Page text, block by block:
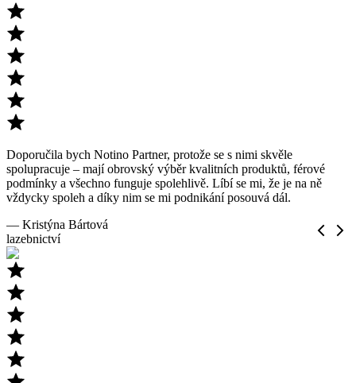
Doporučila bych Notino Partner, protože se s nimi skvěle
spolupracuje – mají obrovský výběr kvalitních produktů, férové
podmínky a všechno funguje spolehlivě. Líbí se mi, že je na ně
vždycky spoleh a díky nim se mi podnikání posouvá dál.
— Kristýna Bártová
lazebnictví